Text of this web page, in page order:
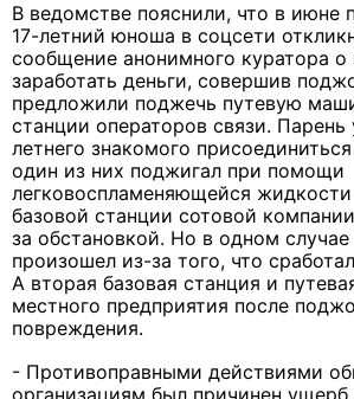
В ведомстве пояснили, что в июне
17-летний юноша в соцсети
сообщение анонимного куратора
заработать деньги, совершив
предложили поджечь путевую
станции операторов связи. Парень
летнего знакомого
один из них поджигал при помощи
легковоспламеняющейся
базовой станции сотовой
за обстановкой. Но в одном
произошел из-за того, что
А вторая базовая станция и
местного предприятия после
повреждения.
- Противоправными действиями